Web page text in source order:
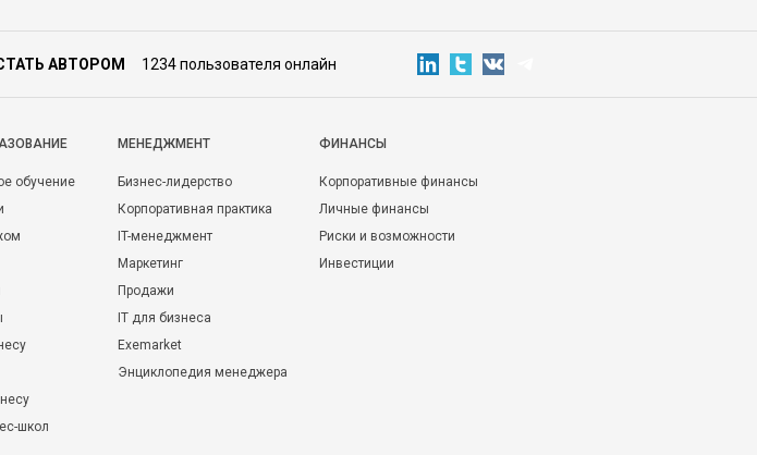
АВТОРОМ 1234 пользователя онлайн
обучение
школ
МЕНЕДЖМЕНТ
Бизнес-лидерство
Корпоративная практика
IT-менеджмент
Маркетинг
Продажи
IT для бизнеса
Exemarket
Энциклопедия менеджера
ФИНАНСЫ
Корпоративные финансы
Личные финансы
Риски и возможности
Инвестиции